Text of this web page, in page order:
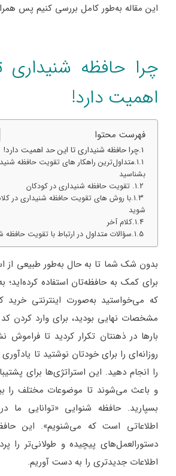
این مقاله به‌طور کامل بررسی کنیم پس
چرا حافظه
اهمیت دارد!
فهرست محتوا
چرا حافظه شنیداری تا این حد اهمیت دارد!
متداول‌ترین راهکار های تقویت حافظه
بشناسید
تقویت حافظه شنیداری در کودکان
با روش های تقویت حافظه شنیداری در
شوید
کلام آخر
سؤالات متداول در ارتباط با تقویت حافظه
بدون شک شما تا به حال به‌طور طبیعی از
برای کمک به حافظه‌تان استفاده کرده‌اید؛
که می‌خواستید به‌صورت اینترنتی
مشخصات نهایی بودید، برای وارد کردن
بارها در ذهنتان تکرار کردید تا فراموش
روزانه‌ای را برای خودتان نوشتید تا
را انجام دهید. این استراتژی‌ها برای
و باعث می‌شوند تا موضوعات مختلف را
بسپارید. حافظه شنوایی «توانایی
اطلاعاتی است که می‌شنویم». این
دستورالعمل‌های پیچیده و طولانی‌تر را
اطلاعات جدیدتری را به دست آوریم.